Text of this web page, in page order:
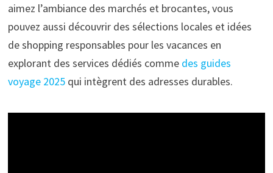
aimez l’ambiance des marchés et brocantes, vous
pouvez aussi découvrir des sélections locales et idées
de shopping responsables pour les vacances en
explorant des services dédiés comme des guides
voyage 2025qui intègrent des adresses durables.